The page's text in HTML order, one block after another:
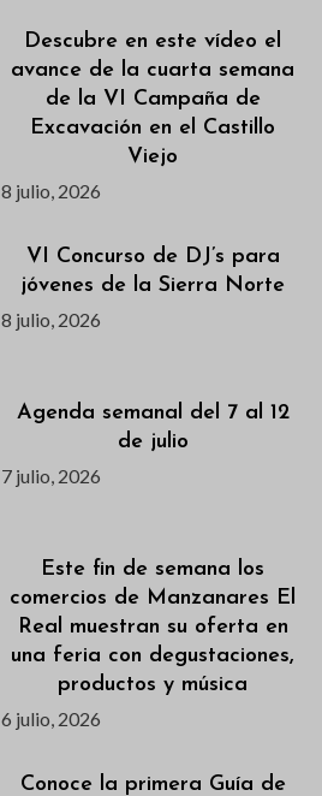
Descubre en este vídeo el
avance de la cuarta semana
de la VI Campaña de
Excavación en el Castillo
Viejo
8 julio, 2026
VI Concurso de DJ’s para
jóvenes de la Sierra Norte
8 julio, 2026
Agenda semanal del 7 al 12
de julio
7 julio, 2026
Este fin de semana los
comercios de Manzanares El
Real muestran su oferta en
una feria con degustaciones,
productos y música
6 julio, 2026
Conoce la primera Guía de